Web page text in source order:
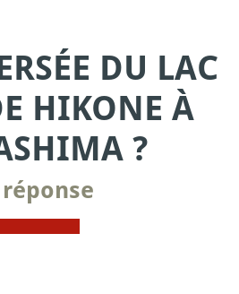
DU LAC
HIKONE À
?
réponse